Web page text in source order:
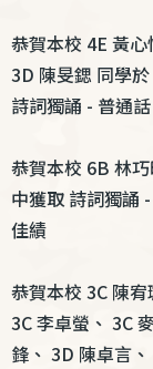
恭賀本校 4E 黃
3D 陳旻鍶 同學
詩詞獨誦 - 普通
恭賀本校 6B 林
中獲取 詩詞獨誦
佳績
恭賀本校 3C 陳
3C 李卓螢、 3C
鋒、 3D 陳卓言